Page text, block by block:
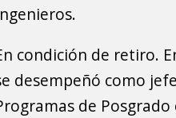
condición de retiro.
desempeñó como
de Posgrado